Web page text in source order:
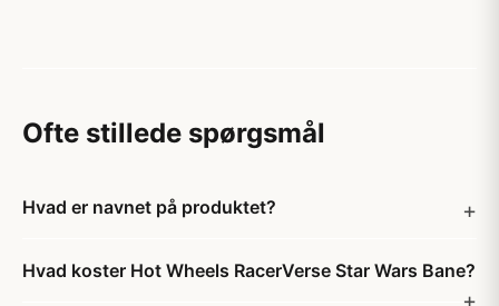
Ofte stillede spørgsmål
Hvad er navnet på produktet?
Hvad koster Hot Wheels RacerVerse Star Wars Bane?